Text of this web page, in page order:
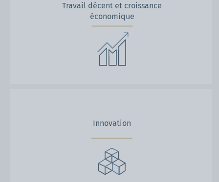
Travail décent et croissance
économique
Innovation